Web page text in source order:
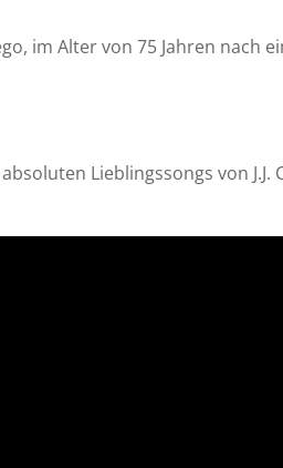
im Alter von 75 Jahren nach
Lieblingssongs von J.J.